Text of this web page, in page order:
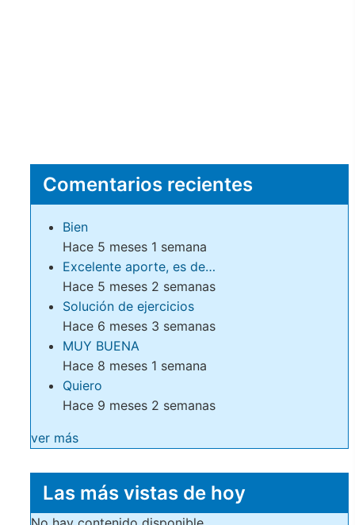
Comentarios recientes
Bien
Hace 5 meses 1 semana
Excelente aporte, es de…
Hace 5 meses 2 semanas
Solución de ejercicios
Hace 6 meses 3 semanas
MUY BUENA
Hace 8 meses 1 semana
Quiero
Hace 9 meses 2 semanas
ver más
Las más vistas de hoy